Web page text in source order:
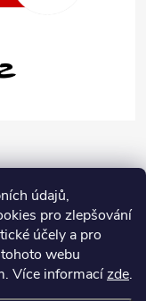
údajů,
pro zlepšování
účely a pro
webu
Více informacízde.